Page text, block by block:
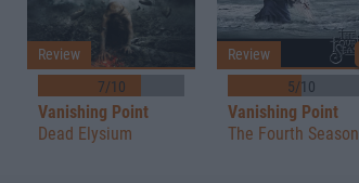
7/10
Review
Vanishing Point
Dead Elysium
5/10
Review
Vanishing Point
The Fourth Season